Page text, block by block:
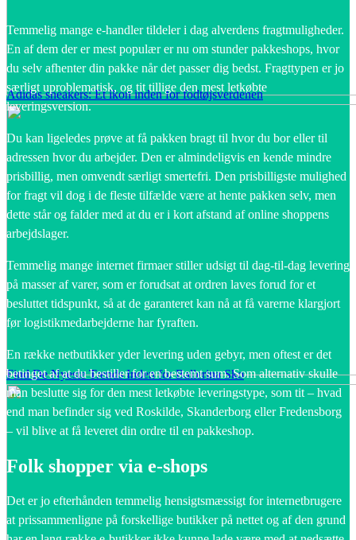
Adidas sneakers: Et ikon inden for fodtøjsverdenen
Find De Nyeste Trends Inden for Ballerina Sko
Temmelig mange e-handler tildeler i dag alverdens fragtmuligheder.
En af dem der er mest populær er nu om stunder pakkeshops, hvor
du selv afhenter din pakke når det passer dig bedst. Fragttypen er jo
særligt uproblematisk, og tit tillige den mest letkøbte
leveringsversion.
Du kan ligeledes prøve at få pakken bragt til hvor du bor eller til
adressen hvor du arbejder. Den er almindeligvis en kende mindre
prisbillig, men omvendt særligt smertefri. Den prisbilligste mulighed
for fragt vil dog i de fleste tilfælde være at hente pakken selv, men
dette står og falder med at du er i kort afstand af online shoppens
arbejdslager.
Temmelig mange internet firmaer stiller udsigt til dag-til-dag levering
på masser af varer, som er forudsat at ordren laves forud for et
besluttet tidspunkt, så at de garanteret kan nå at få varerne klargjort
før logistikmedarbejderne har fyraften.
En række netbutikker yder levering uden gebyr, men oftest er det
betinget af at du bestiller for en bestemt sum. Som alternativ skulle
man beslutte sig for den mest letkøbte leveringstype, som tit – hvad
end man befinder sig ved Roskilde, Skanderborg eller Fredensborg
– vil blive at få leveret din ordre til en pakkeshop.
Folk shopper via e-shops
Det er jo efterhånden temmelig hensigtsmæssigt for internetbrugere
at prissammenligne på forskellige butikker på nettet og af den grund